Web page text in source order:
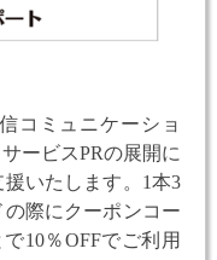
コミュニケーショ
ービスPRの展開に
いたします。1本3
際にクーポンコー
10％OFFでご利用